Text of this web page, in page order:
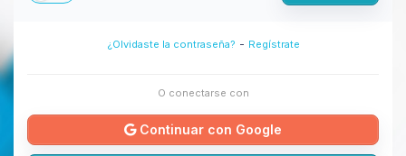
¿Olvidaste la contraseña? - Regístrate
O conectarse con
Continuar con Google